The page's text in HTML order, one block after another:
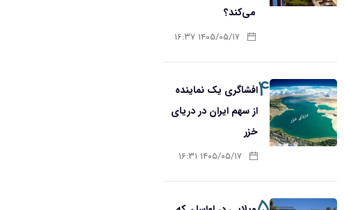
می‌کند؟
۱۴۰۵/۰۵/۱۷ ۱۶:۳۷
۴افشاگری یک نماینده
از سهم ایران در دریای
خزر
۱۴۰۵/۰۵/۱۷ ۱۶:۳۱